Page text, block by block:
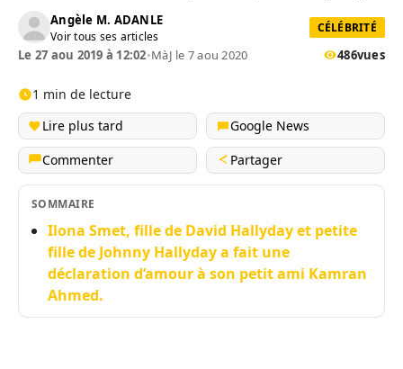
Angèle M. ADANLE
Voir tous ses articles
CÉLÉBRITÉ
Le 27 aou 2019 à 12:02•MàJ le 7 aou 2020 486vues
1 min de lecture
Lire plus tard
Google News
Commenter
Partager
SOMMAIRE
Ilona Smet, fille de David Hallyday et petite
fille de Johnny Hallyday a fait une
déclaration d’amour à son petit ami Kamran
Ahmed.